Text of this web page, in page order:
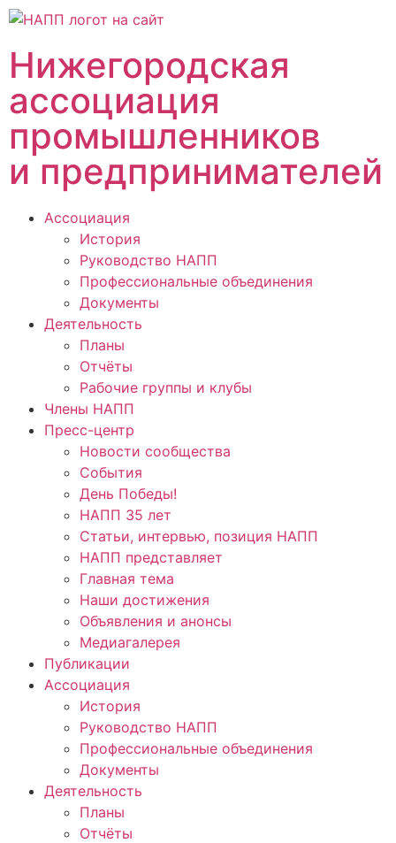
Нижегородская
ассоциация
промышленников
и предпринимателей
Ассоциация
История
Руководство НАПП
Профессиональные объединения
Документы
Деятельность
Планы
Отчёты
Рабочие группы и клубы
Члены НАПП
Пресс-центр
Новости сообщества
События
День Победы!
НАПП 35 лет
Статьи, интервью, позиция НАПП
НАПП представляет
Главная тема
Наши достижения
Объявления и анонсы
Медиагалерея
Публикации
Ассоциация
История
Руководство НАПП
Профессиональные объединения
Документы
Деятельность
Планы
Отчёты